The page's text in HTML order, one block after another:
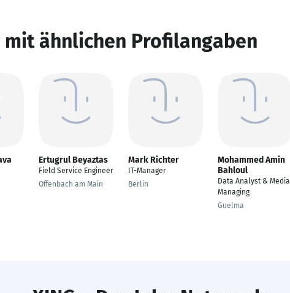
ähnlichen Profilangaben
Ertugrul Beyaztas
Field Service Engineer
Offenbach am Main
Mark Richter
IT-Manager
Berlin
Mohammed Amin
Bahloul
Data Analyst & Media
Managing
Guelma